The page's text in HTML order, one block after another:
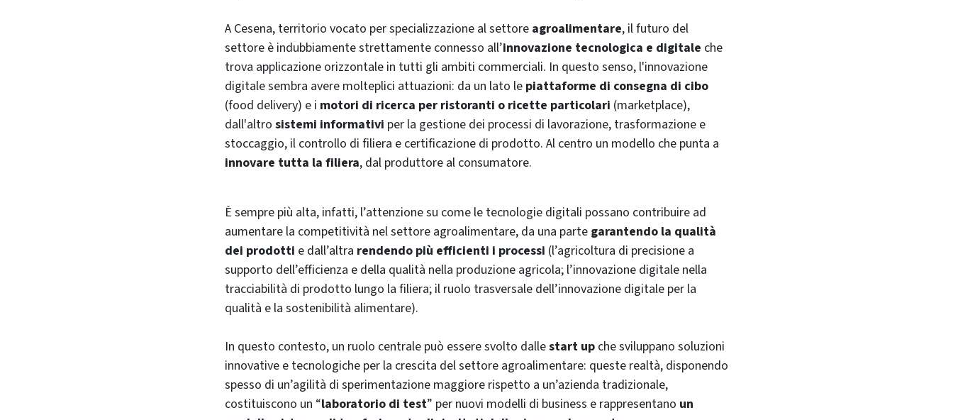
A Cesena, territorio vocato per specializzazione al settore agroalimentare, il futuro del
settore è indubbiamente strettamente connesso all’innovazione tecnologica e digitale che
trova applicazione orizzontale in tutti gli ambiti commerciali. In questo senso, l'innovazione
digitale sembra avere molteplici attuazioni: da un lato le piattaforme di consegna di cibo
(food delivery) e i motori di ricerca per ristoranti o ricette particolari (marketplace),
dall'altro sistemi informativi per la gestione dei processi di lavorazione, trasformazione e
stoccaggio, il controllo di filiera e certificazione di prodotto. Al centro un modello che punta a
innovare tutta la filiera, dal produttore al consumatore.
È sempre più alta, infatti, l’attenzione su come le tecnologie digitali possano contribuire ad
aumentare la competitività nel settore agroalimentare, da una parte garantendo la qualità
dei prodotti e dall’altra rendendo più efficienti i processi (l’agricoltura di precisione a
supporto dell’efficienza e della qualità nella produzione agricola; l’innovazione digitale nella
tracciabilità di prodotto lungo la filiera; il ruolo trasversale dell’innovazione digitale per la
qualità e la sostenibilità alimentare).
In questo contesto, un ruolo centrale può essere svolto dallestart up che sviluppano soluzioni
innovative e tecnologiche per la crescita del settore agroalimentare: queste realtà, disponendo
spesso di un’agilità di sperimentazione maggiore rispetto a un’azienda tradizionale,
costituiscono un “laboratorio di test” per nuovi modelli di business e rappresentano un